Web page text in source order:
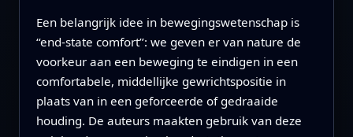
Een belangrijk idee in bewegingswetenschap is
‘‘end-state comfort’’: we geven er van nature de
voorkeur aan een beweging te eindigen in een
comfortabele, middellijke gewrichtspositie in
plaats van in een geforceerde of gedraaide
houding. De auteurs maakten gebruik van deze